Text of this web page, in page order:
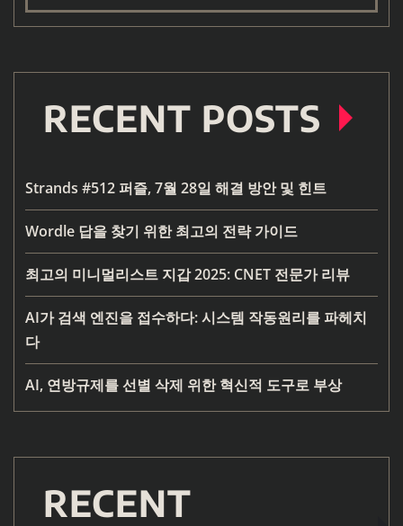
RECENT POSTS
Strands #512 퍼즐, 7월 28일 해결 방안 및 힌트
Wordle 답을 찾기 위한 최고의 전략 가이드
최고의 미니멀리스트 지갑 2025: CNET 전문가 리뷰
AI가 검색 엔진을 접수하다: 시스템 작동원리를 파헤치
다
AI, 연방규제를 선별 삭제 위한 혁신적 도구로 부상
RECENT